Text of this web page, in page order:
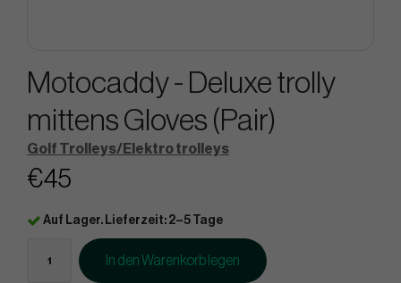
Motocaddy - Deluxe trolly
mittens Gloves (Pair)
Golf Trolleys/Elektro trolleys
€45
Auf Lager. Lieferzeit: 2–5 Tage
In den Warenkorb legen